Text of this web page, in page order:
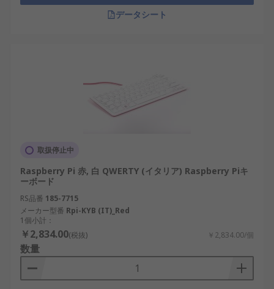
データシート
取扱停止中
Raspberry Pi 赤, 白 QWERTY (イタリア) Raspberry Piキ
ーボード
RS品番 185-7715
メーカー型番 Rpi-KYB (IT)_Red
1個小計：
￥2,834.00(税抜) ￥2,834.00/個
数量